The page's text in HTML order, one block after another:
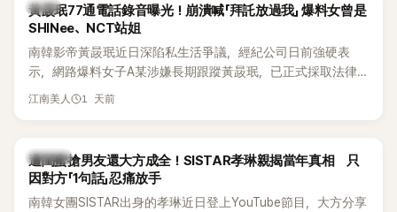
韓星
黃晸珉77通電話錄音曝光！崩潰喊「拜託放過我」 爆料女曾是
SHINee、NCT站姐
南韓影帝黃晸珉近日深陷私生活爭議，經紀公司日前強硬表
示，網路爆料女子A某涉嫌長期跟蹤黃晸珉，已正式採取法律
行動。不過，A並未停止發聲，持續透過社群平台公開爆料，反
的錄音內容，而A也首度承認自己過去曾是SHINee、NCT等偶
像團體的「站姐」，事件持續延燒。
江南美人 1 天前
K-POP
遭閨蜜搶男友還大方成全！SISTAR孝琳親揭當年真相 只
因對方「1句話」忍痛放手
南韓女團SISTAR出身的孝琳近日登上YouTube節目，大方分享